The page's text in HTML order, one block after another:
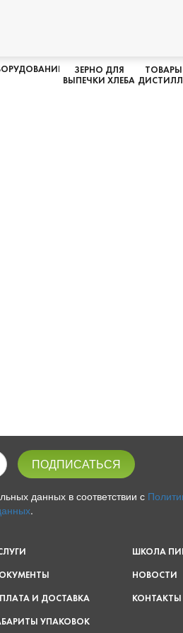
ЗЕРНО ДЛЯ
ВЫПЕЧКИ ХЛЕБА
данных в соответствии с
.
И ДОСТАВКА
УПАКОВОК
ШКОЛА
НОВОСТИ
КОНТАКТЫ